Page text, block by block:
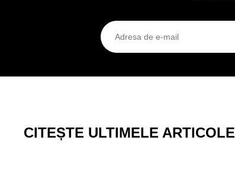
CITEȘTE ULTIMELE ARTICOLE